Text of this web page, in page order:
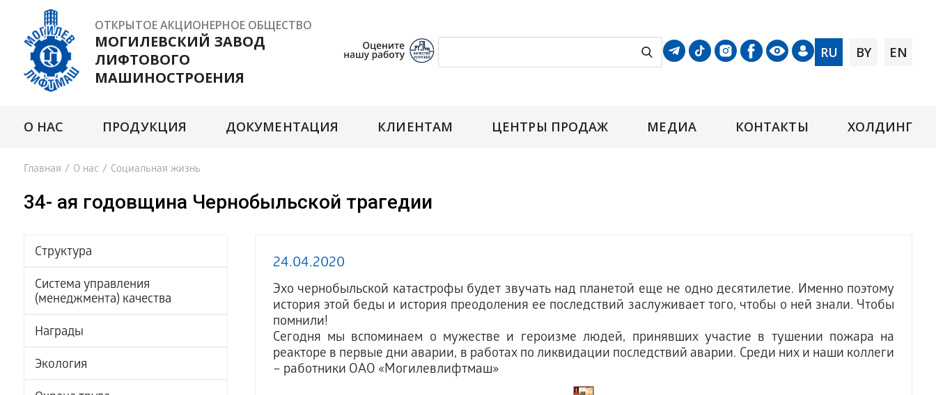
ОТКРЫТОЕ АКЦИОНЕРНОЕ ОБЩЕСТВО
МОГИЛЕВСКИЙ ЗАВОД
ЛИФТОВОГО
МАШИНОСТРОЕНИЯ
RU BY EN
О НАС ПРОДУКЦИЯ ДОКУМЕНТАЦИЯ КЛИЕНТАМ ЦЕНТРЫ ПРОДАЖ МЕДИА КОНТАКТЫ ХОЛДИНГ
Главная / О нас / Социальная жизнь
34- ая годовщина Чернобыльской трагедии
Структура
Система управления
(менеджмента) качества
Награды
Экология
24.04.2020
Эхо чернобыльской катастрофы будет звучать над планетой еще не одно десятилетие. Именно поэтому
история этой беды и история преодоления ее последствий заслуживает того, чтобы о ней знали. Чтобы
помнили!
Сегодня мы вспоминаем о мужестве и героизме людей, принявших участие в тушении пожара на
реакторе в первые дни аварии, в работах по ликвидации последствий аварии. Среди них и наши коллеги
– работники ОАО «Могилевлифтмаш»